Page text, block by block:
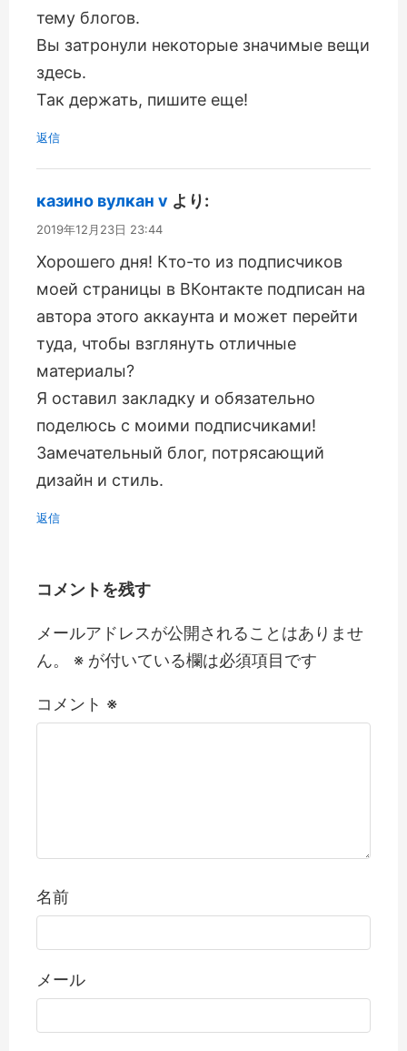
тему блогов.
Вы затронули некоторые значимые вещи
здесь.
Так держать, пишите еще!
返信
казино вулкан v より:
2019年12月23日 23:44
Хорошего дня! Кто-то из подписчиков
моей страницы в ВКонтакте подписан на
автора этого аккаунта и может перейти
туда, чтобы взглянуть отличные
материалы?
Я оставил закладку и обязательно
поделюсь с моими подписчиками!
Замечательный блог, потрясающий
дизайн и стиль.
返信
コメントを残す
メールアドレスが公開されることはありませ
ん。
※ が付いている欄は必須項目です
コメント ※
名前
メール